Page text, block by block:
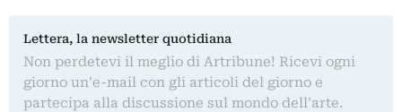
Lettera, la newsletter quotidiana
Non perdetevi il meglio di Artribune! Ricevi ogni
giorno un'e-mail con gli articoli del giorno e
partecipa alla discussione sul mondo dell'arte.